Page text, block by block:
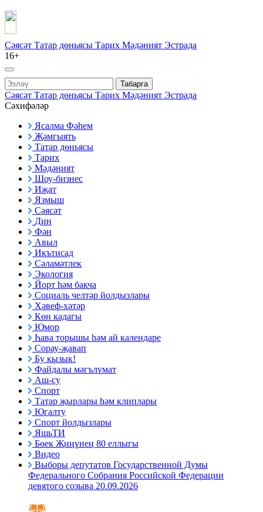
Сәясәт Татар дөньясы Тарих Мәдәният Эстрада
16+
Табарга
Сәясәт Татар дөньясы Тарих Мәдәният Эстрада
Сәхифәләр
Ясалма Фәһем
Җәмгыять
Татар дөньясы
Тарих
Мәдәният
Шоу-бизнес
Иҗат
Язмыш
Сәясәт
Дин
Фән
Авыл
Икътисад
Сәламәтлек
Экология
Йорт һәм бакча
Социаль челтәр йолдызлары
Хәвеф-хәтәр
Көн кадагы
Юмор
Һава торышы һәм ай календаре
Сорау-җавап
Бу кызык!
Файдалы мәгълүмат
Аш-су
Спорт
Татар җырлары һәм клиплары
Югалту
Спорт йолдызлары
ЯшьТИ
Бөек Җиңүнең 80 еллыгы
Видео
Выборы депутатов Государственной Думы
Федерального Собрания Российской Федерации
девятого созыва 20.09.2026